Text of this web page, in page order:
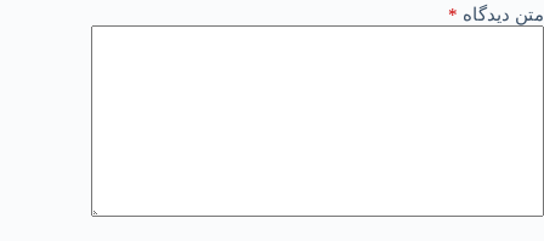
متن دیدگاه *